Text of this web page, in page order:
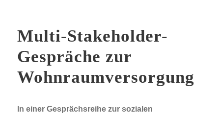
Multi-Stakeholder-
Gespräche zur
Wohnraumversorgung
In einer Gesprächsreihe zur sozialen